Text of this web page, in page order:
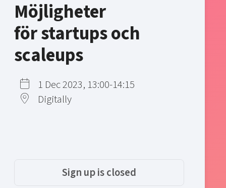
Möjligheter
för startups och
scaleups
1 Dec 2023, 13:00-14:15
Digitally
Sign up is closed